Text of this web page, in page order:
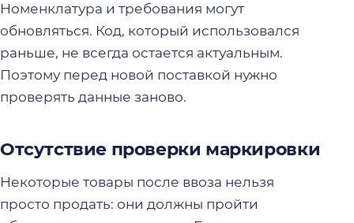
Номенклатура и требования могут
обновляться. Код, который использовался
раньше, не всегда остается актуальным.
Поэтому перед новой поставкой нужно
проверять данные заново.
Отсутствие проверки маркировки
Некоторые товары после ввоза нельзя
просто продать: они должны пройти